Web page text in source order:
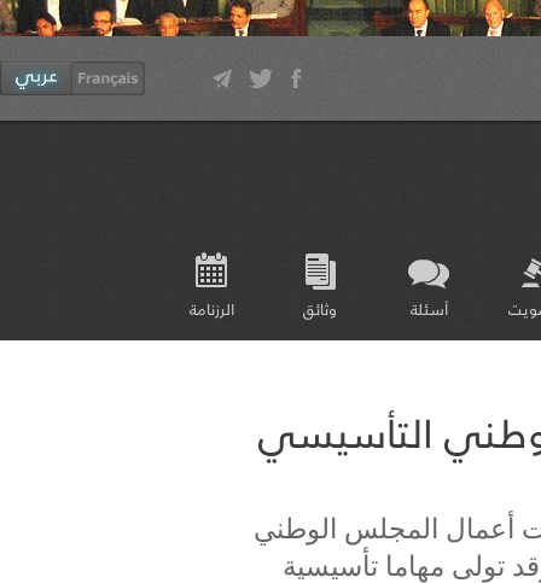
أسئلة وثائق الرزنامة
التأسيسي
أكتوبر 2011، انطلقت أعمال المجلس الوطني
يوم 22 نوفمبر 2011 وقد تولى مهاما تأسيسية